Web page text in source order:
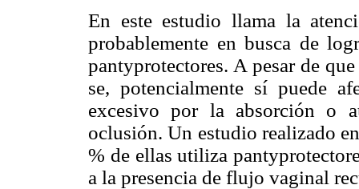
En este estudio llama la
probablemente en busca de
pantyprotectores. A pesar de
se, potencialmente sí puede
excesivo por la absorción o
oclusión. Un estudio realizado
% de ellas utiliza
a la presencia de flujo vaginal